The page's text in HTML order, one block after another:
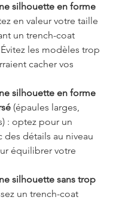
silhouette en forme
en valeur votre taille
un trench-coat
les modèles trop
cacher vos
silhouette en forme
(épaules larges,
: optez pour un
des détails au niveau
équilibrer votre
silhouette sans trop
un trench-coat